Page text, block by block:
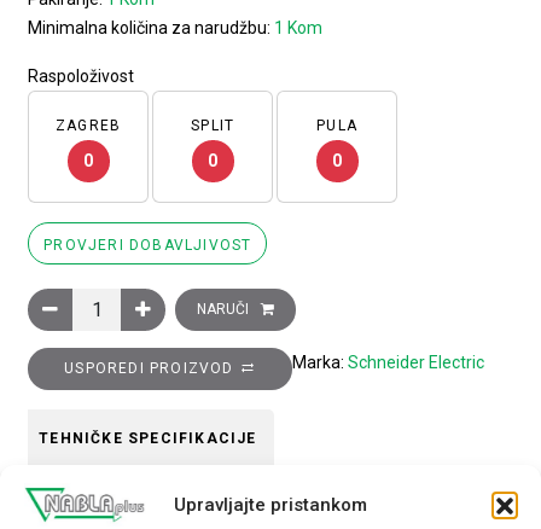
Upravljajte pristankom
Minimalna količina za narudžbu: 1 Kom
Raspoloživost
ZAGREB
0
SPLIT
0
PULA
0
PROVJERI DOBAVLJIVOST
Glava gljivastog tipkala, crna, promjera 30 za rupu promjera
NARUČI
USPOREDI PROIZVOD Marka: Schneider Electric
TEHNIČKE SPECIFIKACIJE
Boja